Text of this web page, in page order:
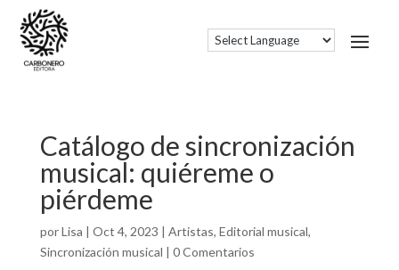
Catálogo de sincronización
musical: quiéreme o
piérdeme
porLisa | Oct 4, 2023 | Artistas, Editorial musical,
Sincronización musical | 0 Comentarios